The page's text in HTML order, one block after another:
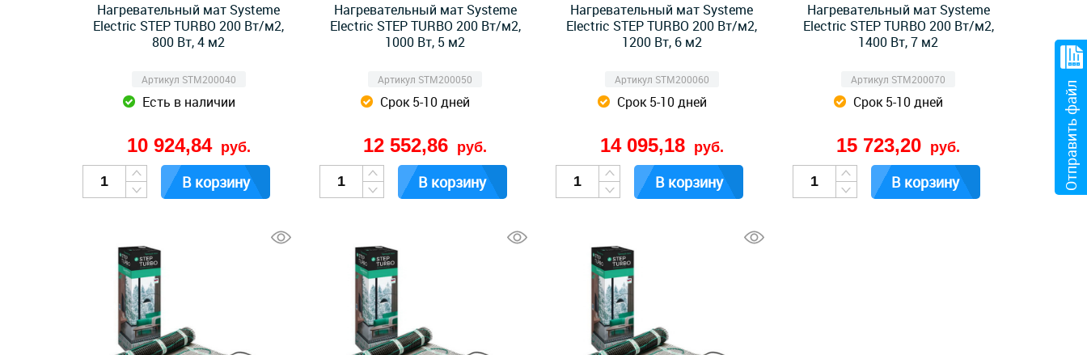
Нагревательный мат Systeme
Electric STEP TURBO 200 Вт/м2,
800 Вт, 4 м2
Артикул STM200040
Есть в наличии
10 924,84 руб.
В корзину
Нагревательный мат Systeme
Electric STEP TURBO 200 Вт/м2,
1000 Вт, 5 м2
Артикул STM200050
Срок 5-10 дней
12 552,86 руб.
В корзину
Нагревательный мат Systeme
Electric STEP TURBO 200 Вт/м2,
1200 Вт, 6 м2
Артикул STM200060
Срок 5-10 дней
14 095,18 руб.
В корзину
Нагревательный мат Systeme
Electric STEP TURBO 200 Вт/м2,
1400 Вт, 7 м2
Артикул STM200070
Срок 5-10 дней
15 723,20 руб.
В корзину Отправить файл